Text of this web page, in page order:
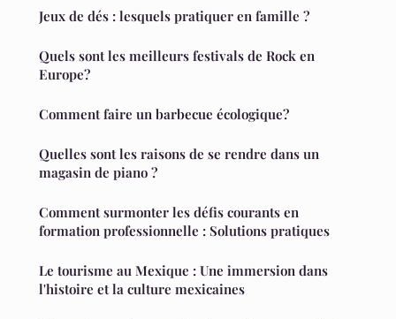
Jeux de dés : lesquels pratiquer en famille ?
Quels sont les meilleurs festivals de Rock en
Europe?
Comment faire un barbecue écologique?
Quelles sont les raisons de se rendre dans un
magasin de piano ?
Comment surmonter les défis courants en
formation professionnelle : Solutions pratiques
Le tourisme au Mexique : Une immersion dans
l'histoire et la culture mexicaines